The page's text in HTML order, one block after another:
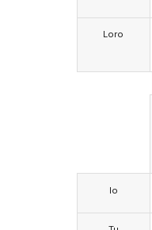
Loro
Io